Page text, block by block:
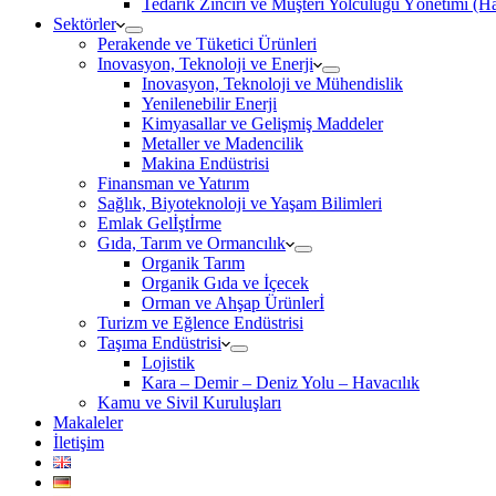
Tedarik Zinciri ve Müşteri Yolculuğu Yönetimi
Sektörler
Perakende ve Tüketici Ürünleri
Inovasyon, Teknoloji ve Enerji
Inovasyon, Teknoloji ve Mühendislik
Yenilenebilir Enerji
Kimyasallar ve Gelişmiş Maddeler
Metaller ve Madencilik
Makina Endüstrisi
Finansman ve Yatırım
Sağlık, Biyoteknoloji ve Yaşam Bilimleri
Emlak Gelİştİrme
Gıda, Tarım ve Ormancılık
Organik Tarım
Organik Gıda ve İçecek
Orman ve Ahşap Ürünlerİ
Turizm ve Eğlence Endüstrisi
Taşıma Endüstrisi
Lojistik
Kara – Demir – Deniz Yolu – Havacılık
Kamu ve Sivil Kuruluşları
Makaleler
İletişim